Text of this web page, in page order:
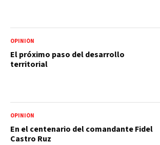
OPINIÓN
El próximo paso del desarrollo
territorial
OPINIÓN
En el centenario del comandante Fidel
Castro Ruz